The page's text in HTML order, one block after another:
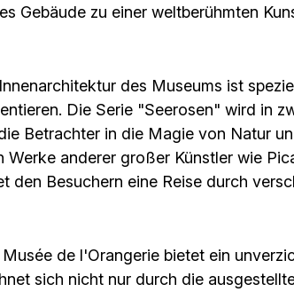
Gebäude zu einer weltberühmten
des Museums ist
Die Serie "Seerosen" wird in
Betrachter in die Magie von Natur
Werke anderer großer Künstler wie
den Besuchern eine Reise durch
Musée de l'Orangerie bietet ein
sich nicht nur durch die